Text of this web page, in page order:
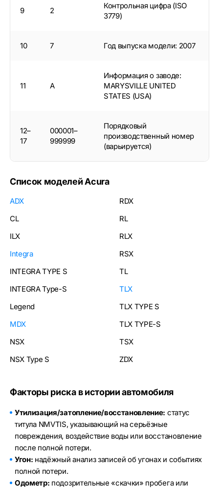
9 2
Контрольная цифра (ISO
3779)
10 7 Год выпуска модели: 2007
11 A
Информация о заводе:
MARYSVILLE UNITED
STATES (USA)
12–
17
000001–
999999
Порядковый
производственный номер
(варьируется)
Список моделей Acura
ADX
CL
ILX
Integra
INTEGRA TYPE S
INTEGRA Type-S
Legend
MDX
NSX
NSX Type S
RDX
RL
RLX
RSX
TL
TLX
TLX TYPE S
TLX TYPE-S
TSX
ZDX
Факторы риска в истории автомобиля
Утилизация/затопление/восстановление: статус
титула NMVTIS, указывающий на серьёзные
повреждения, воздействие воды или восстановление
после полной потери.
Угон: надёжный анализ записей об угонах и событиях
полной потери.
Одометр: подозрительные «скачки» пробега или